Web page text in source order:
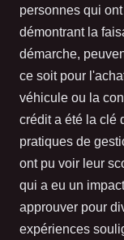
personnes qui
démontrant la
démarche,
ce soit pour
véhicule ou la
crédit a été la clé
pratiques de
ont pu voir leur
qui a eu un
approuver pour
expériences